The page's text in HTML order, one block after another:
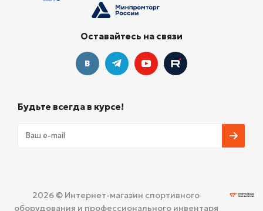
Оставайтесь на связи
Будьте всегда в курсе!
2026 © Интернет-магазин спортивного
оборудования и профессионального инвентаря